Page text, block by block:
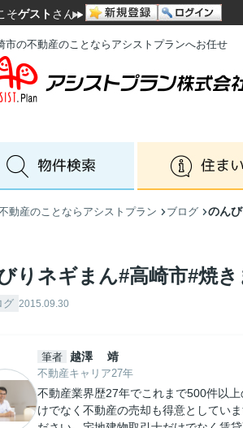
そゲスト さん
市の不動産のことならアシストプランへお任せ
動産のことならアシストプラン ブログ のん
りネギまん#高崎市#焼
グ 2015.09.30
筆者 越澤 靖
不動産キャリア27年
不動産業界歴27年でこれまで500件以
けでなく不動産の売却も得意としてい